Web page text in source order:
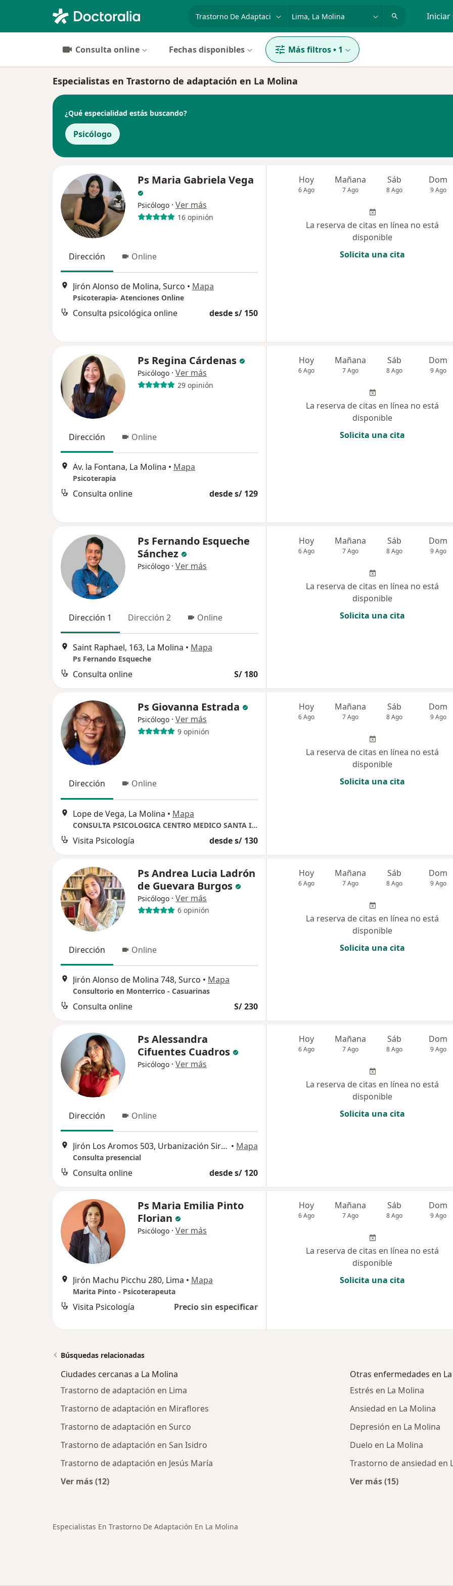
Iniciar
Consulta online Fechas disponibles Más filtros• 1
Especialistas en Trastorno de adaptación en La Molina
¿Qué especialidad estás buscando?
Psicólogo
Ps Maria Gabriela Vega
Psicólogo · Ver más
16 opinión
Dirección Online
Jirón Alonso de Molina, Surco • Mapa
Psicoterapia- Atenciones Online
Consulta psicológica online desde s/ 150
Hoy
6 Ago
Mañana
7 Ago
Sáb
8 Ago
Dom
9 Ago
La reserva de citas en línea no está
disponible
Solicita una cita
Ps Regina Cárdenas
Psicólogo · Ver más
29 opinión
Dirección Online
Av. la Fontana, La Molina • Mapa
Psicoterapia
Consulta online desde s/ 129
Hoy
6 Ago
Mañana
7 Ago
Sáb
8 Ago
Dom
9 Ago
La reserva de citas en línea no está
disponible
Solicita una cita
Ps Fernando Esqueche
Sánchez
Psicólogo · Ver más
Dirección 1 Dirección 2 Online
Saint Raphael, 163, La Molina • Mapa
Ps Fernando Esqueche
Consulta online S/ 180
Hoy
6 Ago
Mañana
7 Ago
Sáb
8 Ago
Dom
9 Ago
La reserva de citas en línea no está
disponible
Solicita una cita
Ps Giovanna Estrada
Psicólogo · Ver más
9 opinión
Dirección Online
Lope de Vega, La Molina • Mapa
CONSULTA PSICOLOGICA CENTRO MEDICO SANTA INÉS
Visita Psicología desde s/ 130
Hoy
6 Ago
Mañana
7 Ago
Sáb
8 Ago
Dom
9 Ago
La reserva de citas en línea no está
disponible
Solicita una cita
Ps Andrea Lucia Ladrón
de Guevara Burgos
Psicólogo · Ver más
6 opinión
Dirección Online
Jirón Alonso de Molina 748, Surco • Mapa
Consultorio en Monterrico - Casuarinas
Consulta online S/ 230
Hoy
6 Ago
Mañana
7 Ago
Sáb
8 Ago
Dom
9 Ago
La reserva de citas en línea no está
disponible
Solicita una cita
Ps Alessandra
Cifuentes Cuadros
Psicólogo · Ver más
Dirección Online
Jirón Los Aromos 503, Urbanización Sirius, La Molina • Mapa
Consulta presencial
Consulta online desde s/ 120
Hoy
6 Ago
Mañana
7 Ago
Sáb
8 Ago
Dom
9 Ago
La reserva de citas en línea no está
disponible
Solicita una cita
Ps Maria Emilia Pinto
Florian
Psicólogo · Ver más
Jirón Machu Picchu 280, Lima • Mapa
Marita Pinto - Psicoterapeuta
Visita Psicología Precio sin especificar
Hoy
6 Ago
Mañana
7 Ago
Sáb
8 Ago
Dom
9 Ago
La reserva de citas en línea no está
disponible
Solicita una cita
Búsquedas relacionadas
Ciudades cercanas a La Molina
Trastorno de adaptación en Lima
Trastorno de adaptación en Miraflores
Trastorno de adaptación en Surco
Trastorno de adaptación en San Isidro
Trastorno de adaptación en Jesús María
Ver más (12)
Otras enfermedades en
Estrés en La Molina
Ansiedad en La Molina
Depresión en La Molina
Duelo en La Molina
Trastorno de ansiedad en
Ver más (15)
Especialistas En Trastorno De Adaptación En La Molina